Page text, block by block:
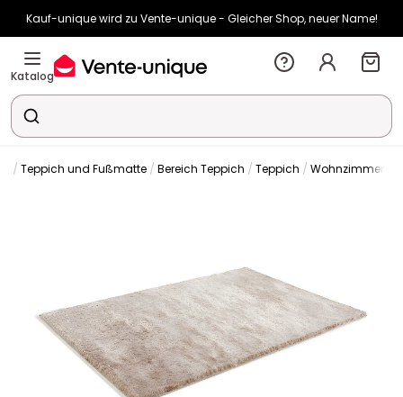
Kauf-unique wird zu Vente-unique - Gleicher Shop, neuer Name!
-11% ab 500€ mitSUN11auf Vente-unique-Produkte
Noch:
Katalog
Teppich und Fußmatte Bereich Teppich Teppich